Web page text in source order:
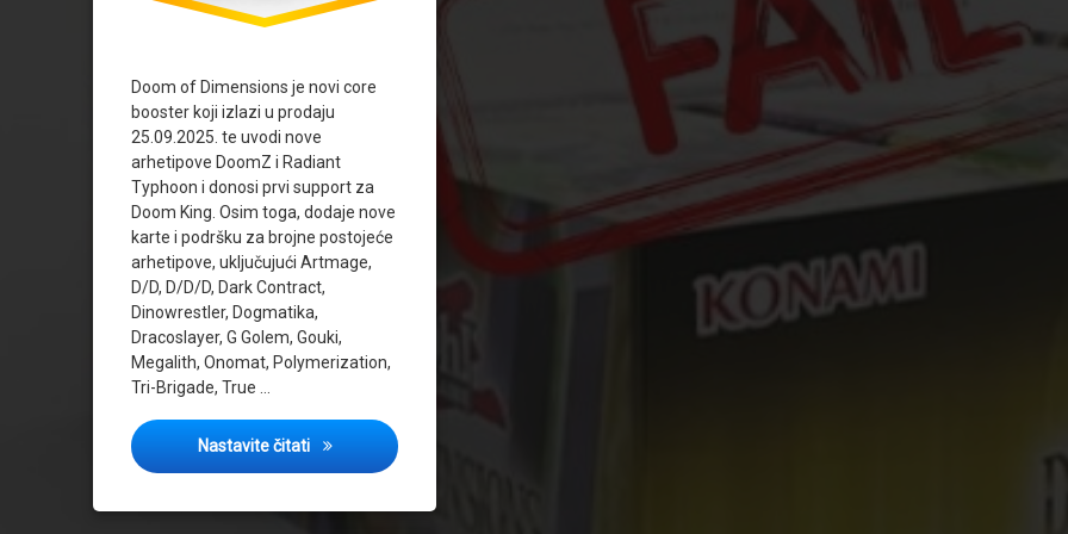
Doom of Dimensions je novi core
booster koji izlazi u prodaju
25.09.2025. te uvodi nove
arhetipove DoomZ i Radiant
Typhoon i donosi prvi support za
Doom King. Osim toga, dodaje nove
karte i podršku za brojne postojeće
arhetipove, uključujući Artmage,
D/D, D/D/D, Dark Contract,
Dinowrestler, Dogmatika,
Dracoslayer, G Golem, Gouki,
Megalith, Onomat, Polymerization,
Tri-Brigade, True …
Nastavite čitati Očekivana vrijednost novog Yu-Gi-Oh! Doom of Dimensions (DOOD) boxa na dan releasea